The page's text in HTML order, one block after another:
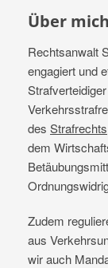
Über mich
Rechtsanwalt
engagiert und
des Strafrechts
dem
Zudem
aus
wir auch